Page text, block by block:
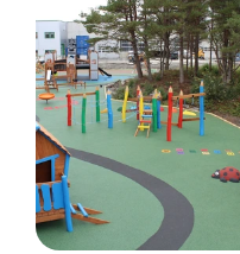
med en egnet
rustdannelse.